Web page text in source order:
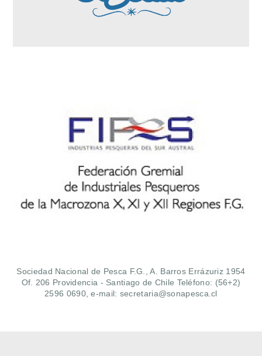
Sociedad Nacional de Pesca F.G., A. Barros Errázuriz 1954
Of. 206 Providencia - Santiago de Chile Teléfono: (56+2)
2596 0690, e-mail: secretaria@sonapesca.cl